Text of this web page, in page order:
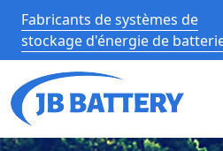
Fabricants de systèmes de
stockage d'énergie de